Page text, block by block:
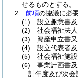
せるものとする。
2
前項の協議に必
(1)
設立趣意書
(2)
社会福祉法
(3)
資産申立書
(4)
設立代表者
(5)
社会福祉施
(6)
事業計画書
計年度及び次会